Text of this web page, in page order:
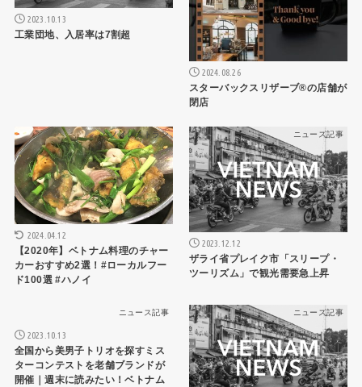
2023.10.13
工業団地、入居率は7割超
2024.08.26
スターバックスリザーブ®の店舗が
閉店
ハノイレストラン
2024.04.12
【2020年】ベトナム料理のチャー
カーおすすめ2選！#ローカルフー
ド100選 #ハノイ
ニュース記事
2023.12.12
ザライ省プレイク市「スリープ・
ツーリズム」で観光需要急上昇
ニュース記事
2023.10.13
全国から美男子トリオを探すミス
ターコンテストを老舗ブランドが
開催｜週末に読みたい！ベトナム
ニュース記事